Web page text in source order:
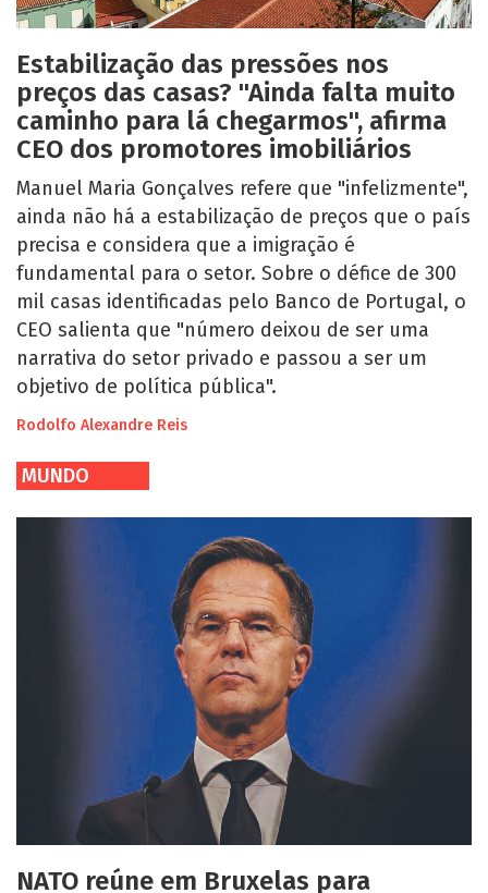
Estabilização das pressões nos
preços das casas? "Ainda falta muito
caminho para lá chegarmos", afirma
CEO dos promotores imobiliários
Manuel Maria Gonçalves refere que "infelizmente",
ainda não há a estabilização de preços que o país
precisa e considera que a imigração é
fundamental para o setor. Sobre o défice de 300
mil casas identificadas pelo Banco de Portugal, o
CEO salienta que "número deixou de ser uma
narrativa do setor privado e passou a ser um
objetivo de política pública".
Rodolfo Alexandre Reis
MUNDO
NATO reúne em Bruxelas para